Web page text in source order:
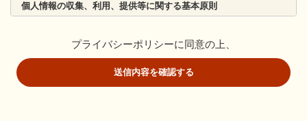
個人情報の収集、利用、提供等に関する基本原則
収集にあたっては、利用目的を明確にし、その目的のために必
個人の利益を侵害する可能性が高い機微な情報は、本人の明確
な同意がある場合または法令等の裏付けがある場合以外には収
プライバシーポリシーに同意の上、
送信内容を確認する